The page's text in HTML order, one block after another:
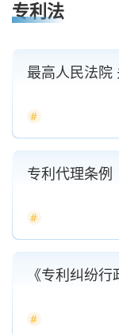
专利法
《专利纠纷